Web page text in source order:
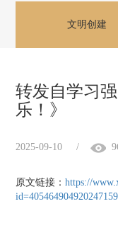
文明创建
转发自学习
乐！》
2025-09-10 /
原文链接：https://